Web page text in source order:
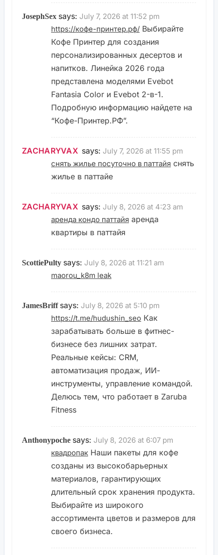
JosephSex says: July 7, 2026 at 11:52 pm
https://кофе-принтер.рф/ Выбирайте
Кофе Принтер для создания
персонализированных десертов и
напитков. Линейка 2026 года
представлена моделями Evebot
Fantasia Color и Evebot 2-в-1.
Подробную информацию найдете на
“Кофе-Принтер.РФ”.
ZACHARYVAX says: July 7, 2026 at 11:55 pm
снять жилье посуточно в паттайя снять
жилье в паттайе
ZACHARYVAX says: July 8, 2026 at 4:23 am
аренда кондо паттайя аренда
квартиры в паттайя
ScottiePulty says: July 8, 2026 at 11:21 am
maorou_k8m leak
JamesBriff says: July 8, 2026 at 5:10 pm
https://t.me/hudushin_seo Как
зарабатывать больше в фитнес-
бизнесе без лишних затрат.
Реальные кейсы: CRM,
автоматизация продаж, ИИ-
инструменты, управление командой.
Делюсь тем, что работает в Zaruba
Fitness
Anthonypoche says: July 8, 2026 at 6:07 pm
квадропак Наши пакеты для кофе
созданы из высокобарьерных
материалов, гарантирующих
длительный срок хранения продукта.
Выбирайте из широкого
ассортимента цветов и размеров для
своего бизнеса.